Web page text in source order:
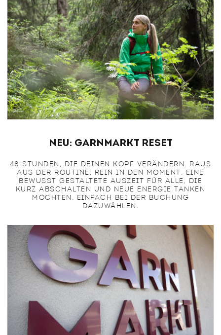
NEU: Garnmarkt Reset
48 STUNDEN, DIE DEINEN KOPF VERÄNDERN. RAUS
AUS DER ROUTINE. REIN IN DEN MOMENT. EINE
BEWUSST GESTALTETE AUSZEIT FÜR ALLE, DIE
KURZ ABSCHALTEN UND NEUE ENERGIE TANKEN
MÖCHTEN. EINFACH BEI DER BUCHUNG
DAZUWÄHLEN.